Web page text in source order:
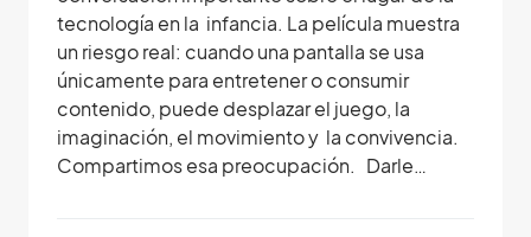
tecnología en la infancia. La película muestra
un riesgo real: cuando una pantalla se usa
únicamente para entretener o consumir
contenido, puede desplazar el juego, la
imaginación, el movimiento y la convivencia.
Compartimos esa preocupación. Darle…